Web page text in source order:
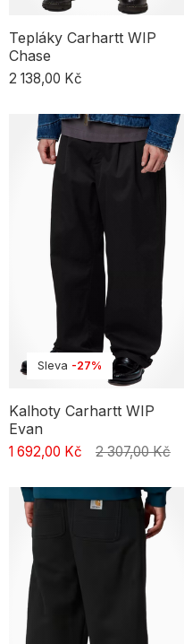
Tepláky Carhartt WIP
Chase
2 138,00 Kč
Sleva -27%
Kalhoty Carhartt WIP
Evan
1 692,00 Kč 2 307,00 Kč